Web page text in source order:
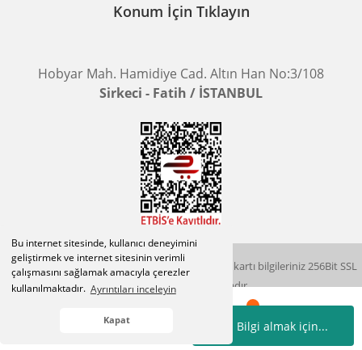
Bu internet sitesinde, kullanıcı deneyimini
geliştirmek ve internet sitesinin verimli
çalışmasını sağlamak amacıyla çerezler
kullanılmaktadır. Ayrıntıları inceleyin
Kapat Bilgi almak için...
Konum İçin Tıklayın
Hobyar Mah. Hamidiye Cad. Altın Han No:3/108
Sirkeci - Fatih / İSTANBUL
2015 © herigo.com | Tüm Hakları Saklıdır. Kredi kartı bilgileriniz 256Bit SSL
sertifikası ile korunmaktadır.
Hesabım Sepetim İletişim
e-